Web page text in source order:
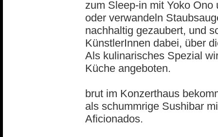
zum Sleep-in mit Yoko
oder verwandeln
nachhaltig gezaubert, und
KünstlerInnen dabei, über
Als kulinarisches Spezial
Küche angeboten.
brut im Konzerthaus
als schummrige Sushibar
Aficionados.